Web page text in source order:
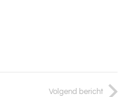
Volgend bericht